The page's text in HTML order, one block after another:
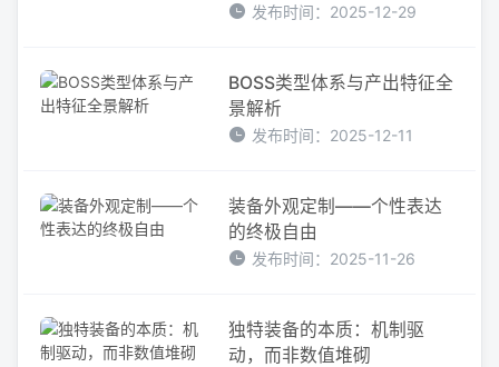
发布时间：2025-12-29
BOSS类型体系与产出特征全
景解析
发布时间：2025-12-11
装备外观定制——个性表达
的终极自由
发布时间：2025-11-26
独特装备的本质：机制驱
动，而非数值堆砌